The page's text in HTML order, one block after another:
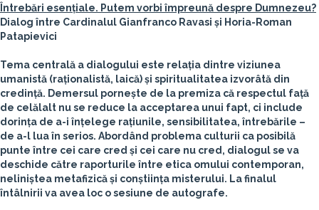
Întrebări esențiale. Putem vorbi împreună despre Dumnezeu?
Dialog între Cardinalul Gianfranco Ravasi și Horia-Roman
Patapievici
Tema centrală a dialogului este relația dintre viziunea
umanistă (raționalistă, laică) și spiritualitatea izvorâtă din
credință. Demersul pornește de la premiza că respectul față
de celălalt nu se reduce la acceptarea unui fapt, ci include
dorința de a-i înțelege rațiunile, sensibilitatea, întrebările –
de a-l lua în serios. Abordând problema culturii ca posibilă
punte între cei care cred și cei care nu cred, dialogul se va
deschide către raporturile între etica omului contemporan,
neliniștea metafizică și conștiința misterului. La finalul
întâlnirii va avea loc o sesiune de autografe.